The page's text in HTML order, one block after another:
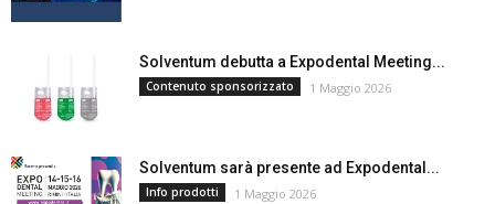
Solventum debutta a Expodental Meeting...
Contenuto sponsorizzato 1 Maggio 2026
Solventum sarà presente ad Expodental...
Info prodotti 1 Maggio 2026